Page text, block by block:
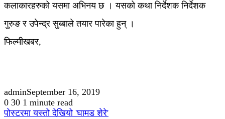
कलाकारहरुको यसमा अभिनय छ । यसको कथा निर्देशक निर्देशक
गुरुङ र उपेन्द्र सुब्बाले तयार पारेका हुन् ।
फिल्मीखबर,
adminSeptember 16, 2019
0 30 1 minute read
पोस्टरमा यस्तो देखियो 'घामड शेरे'